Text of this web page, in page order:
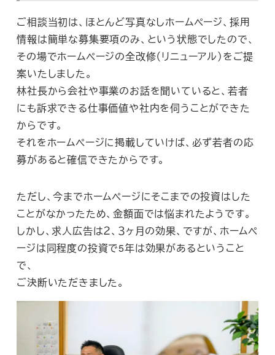
ご相談当初は、ほとんど写真なしホームページ、採用
情報は簡単な募集要項のみ、という状態でしたので、
その場でホームページの全改修（リニューアル）をご提
案いたしました。
林社長から会社や事業のお話を聞いていると、若者
にも訴求できる仕事価値や社内を伺うことができた
からです。
それをホームページに掲載していけば、必ず若者の応
募があると確信できたからです。
ただし、今までホームページにそこまでの投資はした
ことがなかったため、金額面では悩まれたようです。
しかし、求人広告は２、３ヶ月の効果、ですが、ホームペ
ージは同程度の投資で5年は効果があるということ
で、
ご決断いただきました。